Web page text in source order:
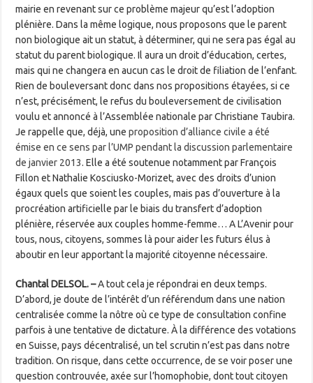
mairie en revenant sur ce problème majeur qu’est l’adoption
plénière. Dans la même logique, nous proposons que le parent
non biologique ait un statut, à déterminer, qui ne sera pas égal au
statut du parent biologique. Il aura un droit d’éducation, certes,
mais qui ne changera en aucun cas le droit de filiation de l’enfant.
Rien de bouleversant donc dans nos propositions étayées, si ce
n’est, précisément, le refus du ­bouleversement de civilisation
voulu et annoncé à l’Assemblée nationale par Christiane Taubira.
Je rappelle que, déjà, uneproposition d’alliance civile a été
émise en ce sens par l’UMP pendant la discussion parlementaire
de janvier 2013. Elle a été soutenue notamment par François
Fillon et Nathalie Kosciusko-Morizet, avec des droits d’union
égaux quels que soient les couples, mais pas d’ouverture à la
procréation artificielle par le biais du transfert d’adoption
plénière, réservée aux couples homme-femme… A L’Avenir pour
tous, nous, citoyens, sommes là pour aider les futurs élus à
aboutir en leur ­apportant la majorité citoyenne nécessaire.
Chantal DELSOL. –A tout cela je répondrai en deux temps.
D’abord, je doute de l’intérêt d’un référendum dans une nation
centralisée comme la nôtre où ce type de consultation confine
parfois à une tentative de dictature. À la différence des votations
en Suisse, pays décentralisé, un tel scrutin n’est pas dans notre
tradition. On risque, dans cette occurrence, de se voir poser une
question controuvée, axée sur l’homophobie, dont tout citoyen